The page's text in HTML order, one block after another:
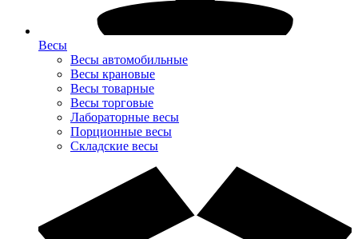
Весы
Весы автомобильные
Весы крановые
Весы товарные
Весы торговые
Лабораторные весы
Порционные весы
Складские весы